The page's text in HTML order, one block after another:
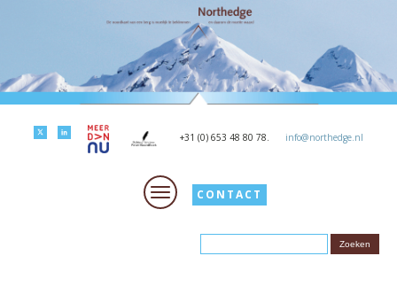
+31 (0) 653 48 80 78. info@northedge.nl
CONTACT